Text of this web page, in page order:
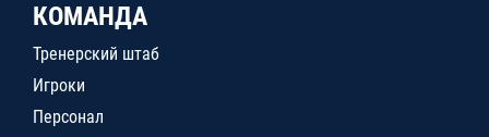
КОМАНДА
Тренерский штаб
Игроки
Персонал